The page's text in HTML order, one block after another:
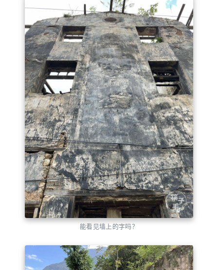
能看见墙上的字吗？